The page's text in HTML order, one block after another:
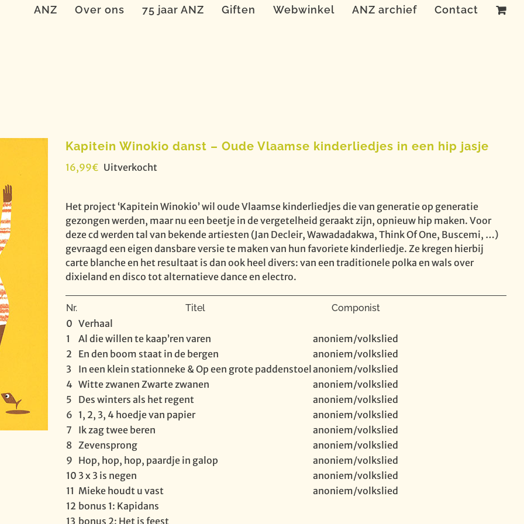
ANZ Over ons 75 jaar ANZ Giften Webwinkel ANZ archief Contact
Kapitein Winokio danst – Oude Vlaamse kinderliedjes in een hip jasje
16,99€ Uitverkocht
Het project ‘Kapitein Winokio’ wil oude Vlaamse kinderliedjes die van generatie op generatie
gezongen werden, maar nu een beetje in de vergetelheid geraakt zijn, opnieuw hip maken. Voor
deze cd werden tal van bekende artiesten (Jan Decleir, Wawadadakwa, Think Of One, Buscemi, …)
gevraagd een eigen dansbare versie te maken van hun favoriete kinderliedje. Ze kregen hierbij
carte blanche en het resultaat is dan ook heel divers: van een traditionele polka en wals over
dixieland en disco tot alternatieve dance en electro.
Nr. Titel Componist
0 Verhaal
1
Al die willen te kaap’ren varen
anoniem/volkslied
2
En den boom staat in de bergen
anoniem/volkslied
3
In een klein stationneke & Op een grote paddenstoel anoniem/volkslied
4 Witte zwanen Zwarte zwanen
anoniem/volkslied
5
Des winters als het regent
anoniem/volkslied
6 1, 2, 3, 4 hoedje van papier
anoniem/volkslied
7
Ik zag twee beren
anoniem/volkslied
8 Zevensprong
anoniem/volkslied
9 Hop, hop, hop, paardje in galop
anoniem/volkslied
10 3 x 3 is negen
anoniem/volkslied
11 Mieke houdt u vast
anoniem/volkslied
12 bonus 1: Kapidans
13 bonus 2: Het is feest